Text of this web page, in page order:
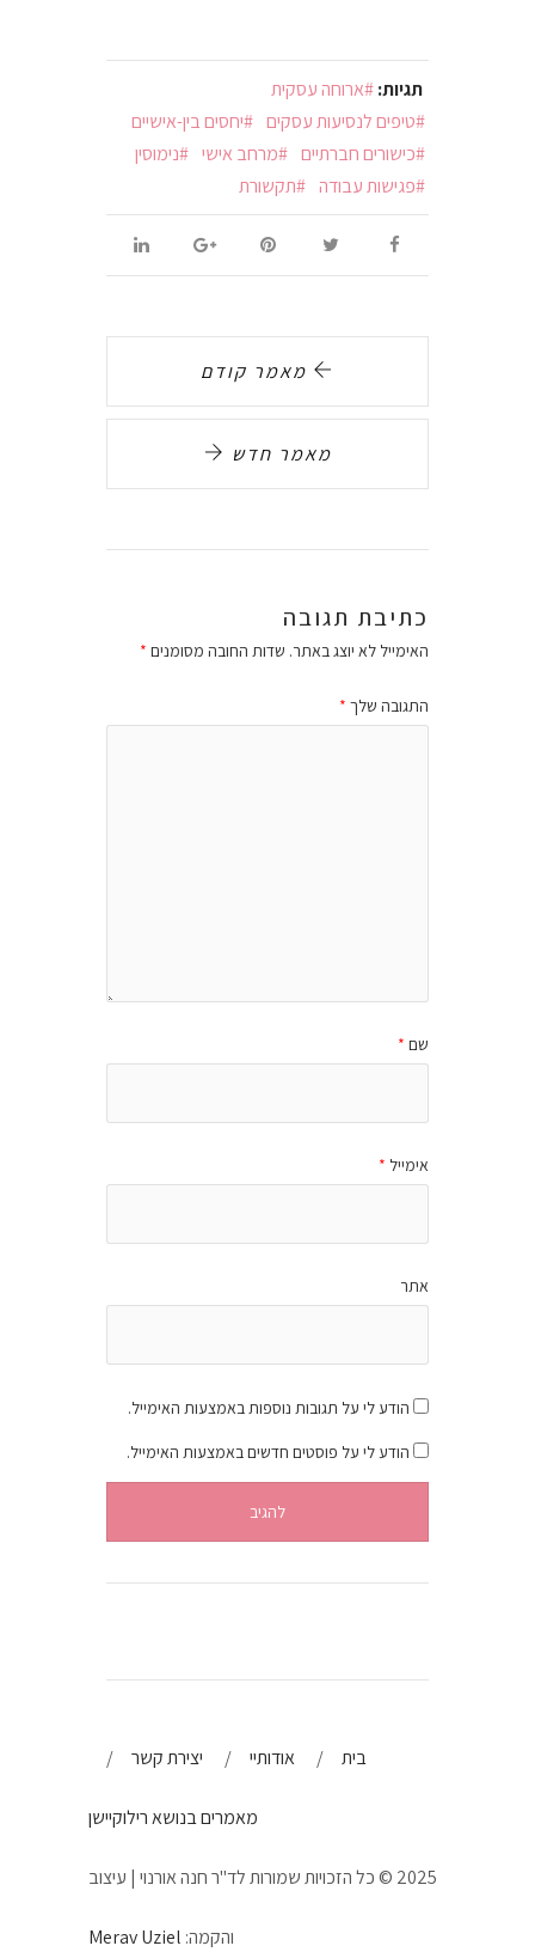
תגיות:
ארוחה עסקית
טיפים לנסיעות עסקים
יחסים בין-אישיים
כישורים חברתיים
מרחב אישי
נימוסין
פגישות עבודה
תקשורת
מאמר קודם
מאמר חדש
כתיבת תגובה
האימייל לא יוצג באתר. שדות החובה מסומנים *
התגובה שלך *
שם *
אימייל *
אתר
הודע לי על תגובות נוספות באמצעות האימייל.
הודע לי על פוסטים חדשים באמצעות האימייל.
בית אודותיי יצירת קשר
מאמרים בנושא רילוקיישן
2025 © כל הזכויות שמורות לד"ר חנה אורנוי | עיצוב
והקמה: Merav Uziel